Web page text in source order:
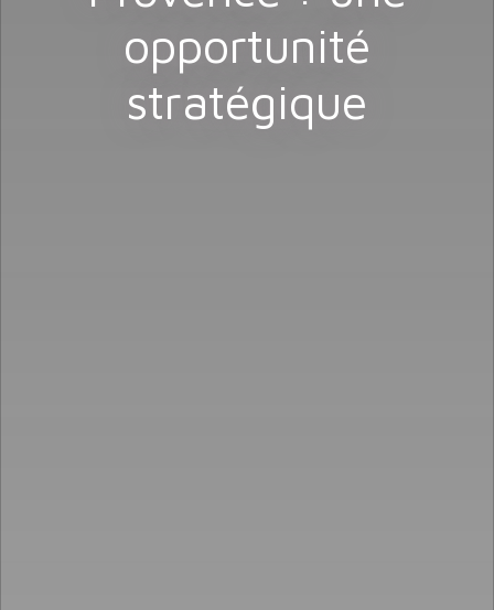
opportunité
stratégique